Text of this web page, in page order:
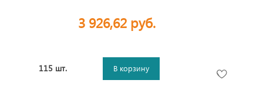
3 926,62 руб.
115 шт. В корзину